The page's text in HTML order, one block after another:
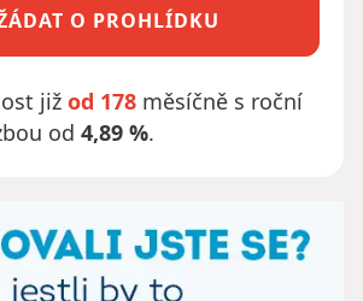
O PROHLÍDKU
již od 178 měsíčně s roční
od 4,89 %.